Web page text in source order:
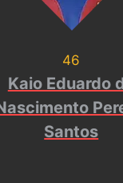
46
Kaio Eduardo
Santos